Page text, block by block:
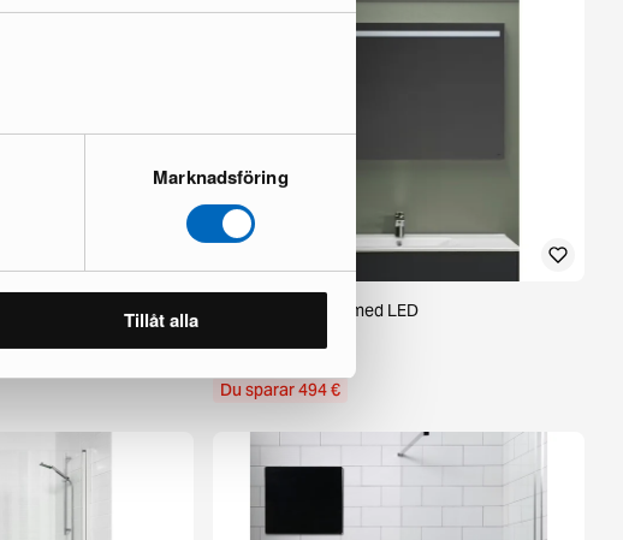
Marknadsföring
Tillåt alla Hafa Edge spegel med LED
Du sparar 494 €